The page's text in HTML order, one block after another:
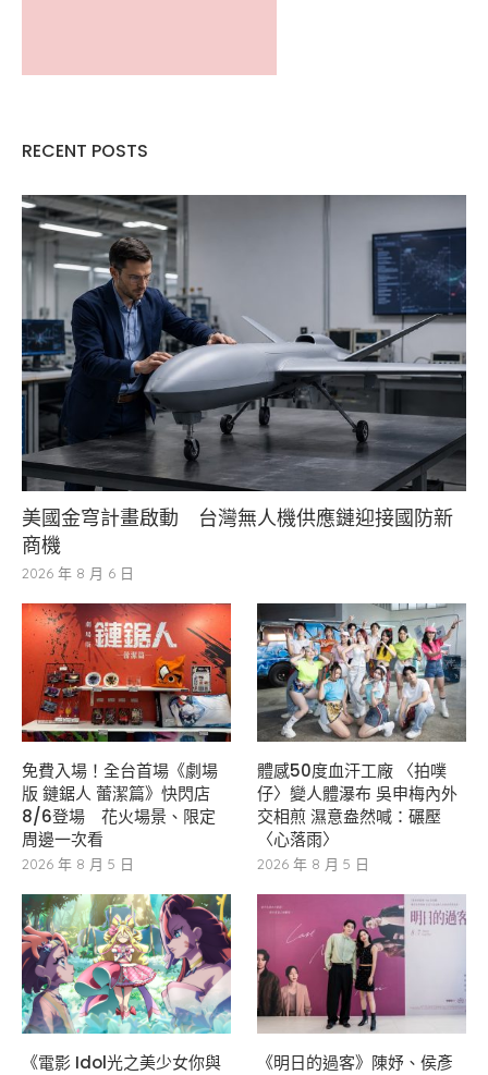
RECENT POSTS
美國金穹計畫啟動 台灣無人機供應鏈迎接國防新
商機
2026 年 8 月 6 日
免費入場！全台首場《劇場
版 鏈鋸人 蕾潔篇》快閃店
8/6登場 花火場景、限定
周邊一次看
2026 年 8 月 5 日
體感50度血汗工廠 〈拍噗
仔〉變人體瀑布 吳申梅內外
交相煎 濕意盎然喊：碾壓
〈心落雨〉
2026 年 8 月 5 日
《電影 Idol光之美少女你與
《明日的過客》陳妤、侯彥